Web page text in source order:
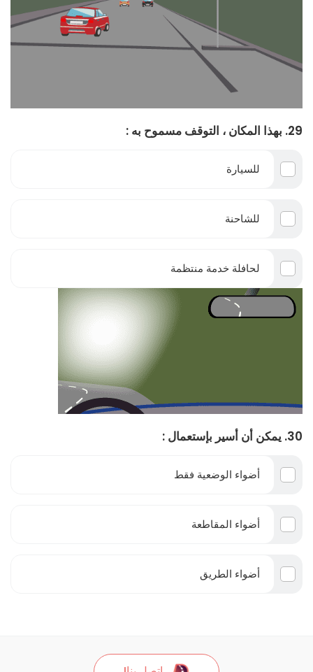
29. بهذا المكان ، التوقف مسموح به :
للسيارة
للشاحنة
لحافلة خدمة منتظمة
30. يمكن أن أسير بإستعمال :
أضواء الوضعية فقط
أضواء المقاطعة
أضواء الطريق